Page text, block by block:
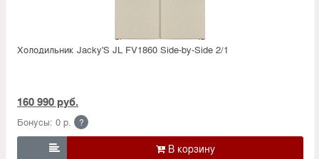
Холодильник Jacky'S JL FV1860 Side-by-Side 2/1
160 990 руб.
Бонусы: 0 р. ?
